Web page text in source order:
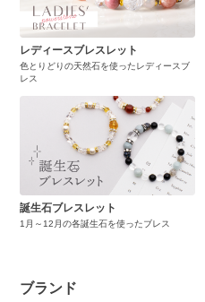
レディースブレスレット
色とりどりの天然石を使ったレディースブ
レス
誕生石ブレスレット
1月～12月の各誕生石を使ったブレス
ブランド